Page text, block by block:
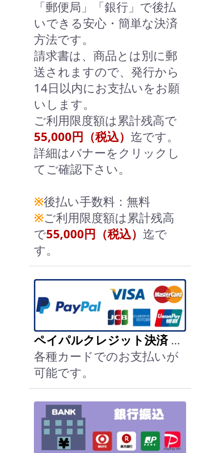
「郵便局」「銀行」で後払
いできる安心・簡単な決済
方法です。
請求書は、商品とは別に郵
送されますので、発行から
14日以内にお支払いをお願
いします。
ご利用限度額は累計残高で
55,000円（税込） 迄です。
詳細はバナーをクリックし
てご確認下さい。
※後払い手数料：無料
※ご利用限度額は累計残高
で55,000円（税込） 迄で
す。
ペイパルクレジット決済…
各種カードでのお支払いが
可能です。